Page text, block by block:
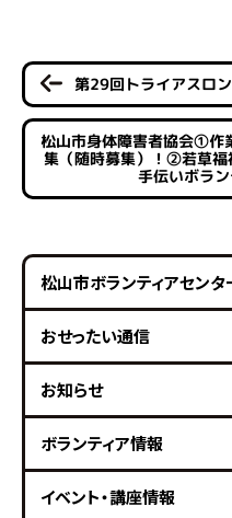
第29回トライアスロ
松山市身体障害者協会①作
集（随時募集）！②若草
手伝いボラ
松山市ボランティアセンタ
おせったい通信
お知らせ
ボランティア情報
イベント・講座情報